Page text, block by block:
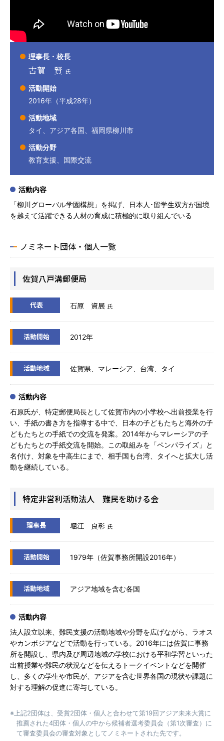
理事長・校長
古賀 賢 氏
活動開始
2016年（平成28年）
活動地域
タイ、アジア各国、福岡県柳川市
活動分野
教育支援、国際交流
活動内容
「柳川グローバル学園構想」を掲げ、日本人･留学生双方が国境
を越えて活躍できる人材の育成に積極的に取り組んでいる
ノミネート団体・個人一覧
佐賀八戸溝郵便局
代表 石原 資展 氏
活動開始 2012年
活動地域 佐賀県、マレーシア、台湾、タイ
活動内容
石原氏が、特定郵便局長として佐賀市内の小学校へ出前授業を行
い、手紙の書き方を指導する中で、日本の子どもたちと海外の子
どもたちとの手紙での交流を発案。2014年からマレーシアの子
どもたちとの手紙交流を開始。この取組みを「ペンパライズ」と
名付け、対象を中高生にまで、相手国も台湾、タイへと拡大し活
動を継続している。
特定非営利活動法人 難民を助ける会
理事長 堀江 良彰 氏
活動開始 1979年（佐賀事務所開設2016年）
活動地域 アジア地域を含む各国
活動内容
法人設立以来、難民支援の活動地域や分野を広げながら、ラオス
やカンボジアなどで活動を行っている。2016年には佐賀に事務
所を開設し、県内及び周辺地域の学校における平和学習といった
出前授業や難民の状況などを伝えるトークイベントなどを開催
し、多くの学生や市民が、アジアを含む世界各国の現状や課題に
対する理解の促進に寄与している。
※上記2団体は、受賞2団体・個人と合わせて第19回アジア未来大賞に
推薦された4団体・個人の中から候補者選考委員会（第1次審査）に
て審査委員会の審査対象としてノミネートされた先です。